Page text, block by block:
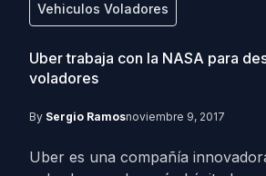
Vehiculos Voladores
Uber trabaja con la NASA para
voladores
By Sergio Ramosnoviembre 9, 2017
Uber es una compañía